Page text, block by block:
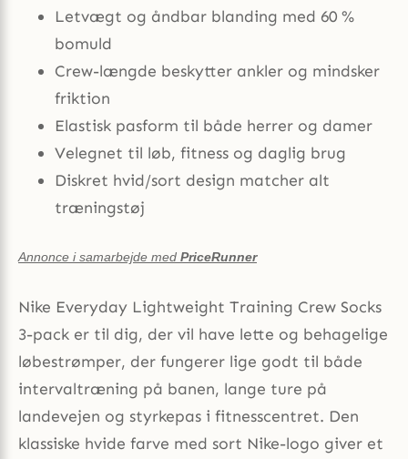
Letvægt og åndbar blanding med 60 %
bomuld
Crew-længde beskytter ankler og mindsker
friktion
Elastisk pasform til både herrer og damer
Velegnet til løb, fitness og daglig brug
Diskret hvid/sort design matcher alt
træningstøj
Annonce i samarbejde med PriceRunner
Nike Everyday Lightweight Training Crew Socks
3-pack er til dig, der vil have lette og behagelige
løbestrømper, der fungerer lige godt til både
intervaltræning på banen, lange ture på
landevejen og styrkepas i fitnesscentret. Den
klassiske hvide farve med sort Nike-logo giver et